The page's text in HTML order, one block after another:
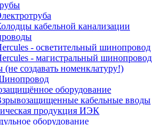
кабельной канализации
- осветительный шинопровод
- магистральный шинопровод
(не создавать номенклатуру!)
оборудование
кабельные вводы
продукция ИЭК
оборудование